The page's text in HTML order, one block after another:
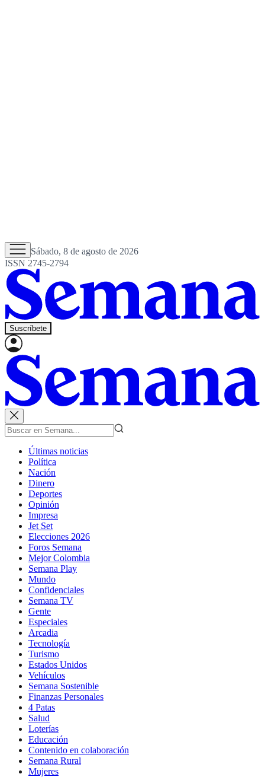
Sábado, 8 de agosto de 2026
ISSN 2745-2794
Suscríbete
Últimas noticias
Política
Nación
Dinero
Deportes
Opinión
Impresa
Jet Set
Elecciones 2026
Foros Semana
Mejor Colombia
Semana Play
Mundo
Confidenciales
Semana TV
Gente
Especiales
Arcadia
Tecnología
Turismo
Estados Unidos
Vehículos
Semana Sostenible
Finanzas Personales
4 Patas
Salud
Loterías
Educación
Contenido en colaboración
Semana Rural
Mujeres